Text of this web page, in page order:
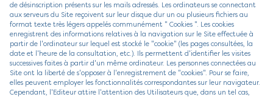
de désinscription présents sur les mails adressés. Les ordinateurs se connectant
aux serveurs du Site reçoivent sur leur disque dur un ou plusieurs fichiers au
format texte très légers appelés communément " Cookies ". Les cookies
enregistrent des informations relatives à la navigation sur le Site effectuée à
partir de l'ordinateur sur lequel est stocké le "cookie" (les pages consultées, la
date et l'heure de la consultation, etc.). Ils permettent d'identifier les visites
successives faites à partir d'un même ordinateur. Les personnes connectées au
Site ont la liberté de s'opposer à l'enregistrement de "cookies". Pour se faire,
elles peuvent employer les fonctionnalités correspondantes sur leur navigateur.
Cependant, l'Editeur attire l'attention des Utilisateurs que, dans un tel cas,